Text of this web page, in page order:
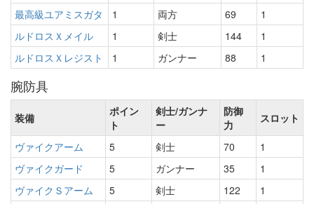
最高級ユアミスガタ 1 両方 69
1
ルドロスＸメイル
1 剣士 144
1
ルドロスＸレジスト
1 ガンナー 88 1
腕防具
装備
ポイン
ト
剣士/ガンナ
ー
防御
力
スロット
ヴァイクアーム 5 剣士 70
1
ヴァイクガード
5 ガンナー 35
1
ヴァイクＳアーム
5 剣士 122
1